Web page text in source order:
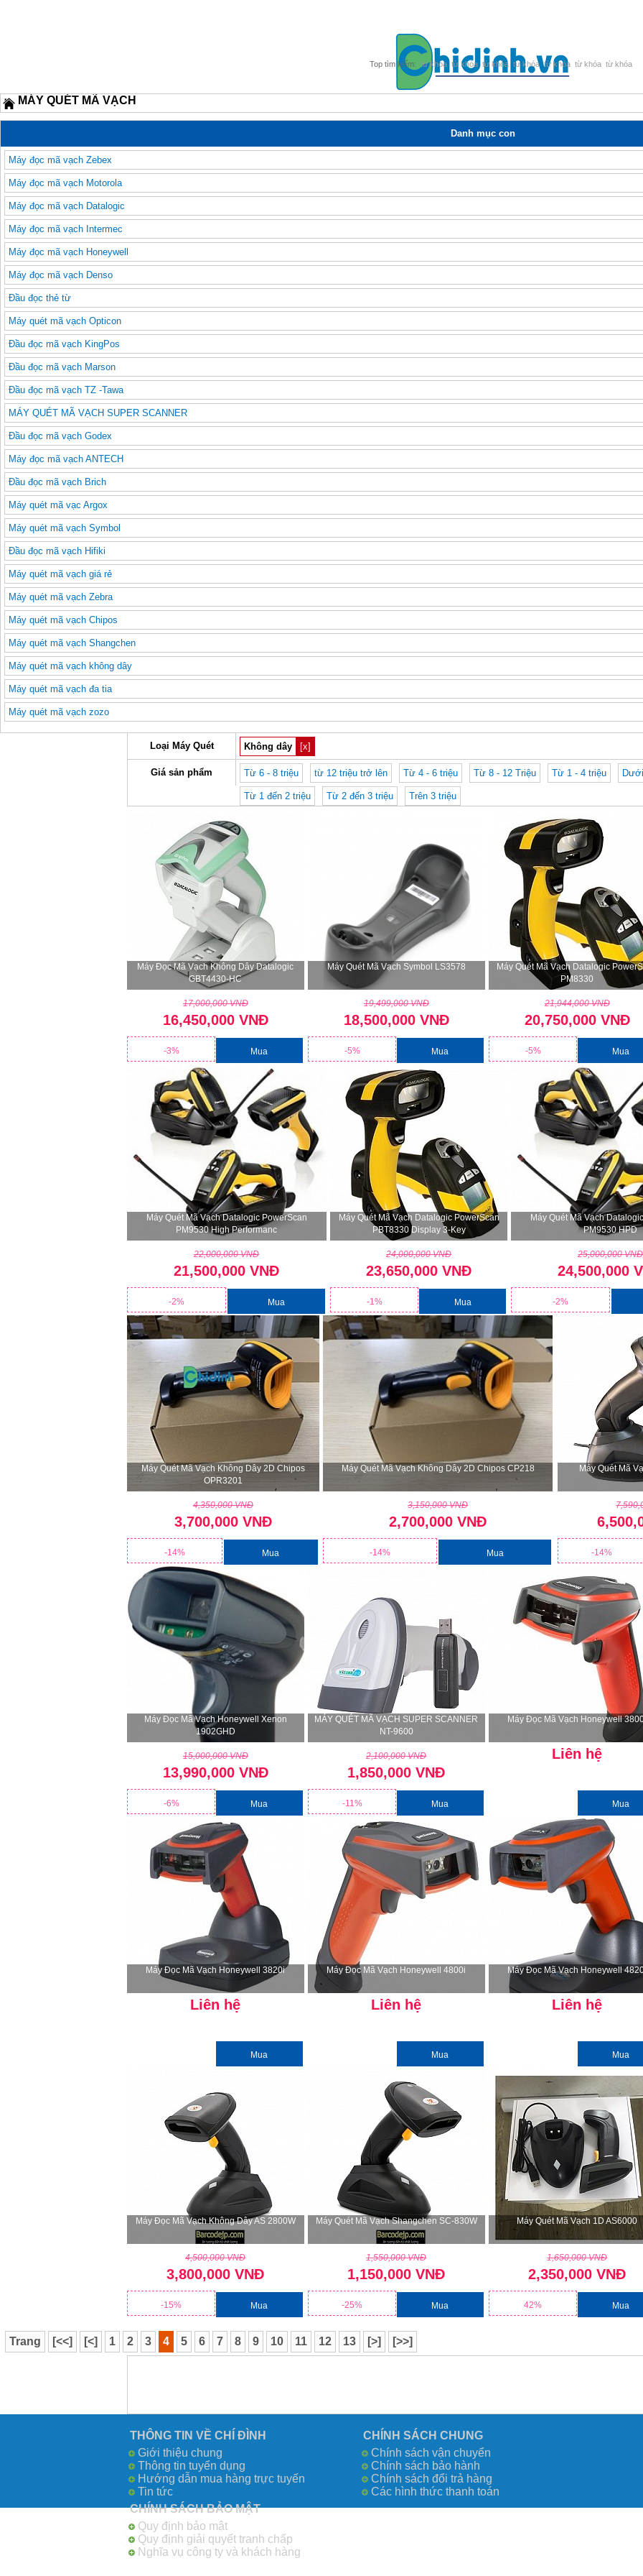
từ khóa từ khóa từ khóa từ khóa từ khóa từ khóa từ khóa
MÁY QUÉT MÃ VẠCH
Máy đọc mã vạch Zebex
Máy đọc mã vạch Motorola
Máy đọc mã vạch Datalogic
Máy đọc mã vạch Intermec
Máy đọc mã vạch Honeywell
Máy đọc mã vạch Denso
Đầu đọc thẻ từ
Máy quét mã vạch Opticon
Đầu đọc mã vạch KingPos
Đầu đọc mã vạch Marson
Đầu đọc mã vạch TZ -Tawa
MÁY QUÉT MÃ VẠCH SUPER SCANNER
Đầu đọc mã vạch Godex
Máy đọc mã vạch ANTECH
Đầu đọc mã vạch Brich
Máy quét mã vạc Argox
Máy quét mã vạch Symbol
Đầu đọc mã vạch Hifiki
Máy quét mã vạch giá rẻ
Máy quét mã vạch Zebra
Máy quét mã vạch Chipos
Máy quét mã vạch Shangchen
Máy quét mã vạch không dây
Máy quét mã vạch đa tia
Máy quét mã vạch zozo
Loại Máy Quét Không dây [x]
Giá sản phẩm Từ 6 - 8 triệu từ 12 triệu trở lên Từ 4 - 6 triệu Từ 8 - 12 Triệu Từ 1 - 4 triệu
Từ 1 đến 2 triệu Từ 2 đến 3 triệu Trên 3 triệu
Máy Đọc Mã Vạch Không Dây Datalogic
GBT4430-HC
17,000,000 VNĐ
16,450,000 VNĐ
-3% Mua
Máy Quét Mã Vạch Symbol LS3578
19,499,000 VNĐ
18,500,000 VNĐ
-5% Mua
Máy Quét Mã Vạch Datalogic
PM8330
21,944,000 VNĐ
20,750,000 VNĐ
-5% Mua
Máy Quét Mã Vạch Datalogic PowerScan
PM9530 High Performanc
22,000,000 VNĐ
21,500,000 VNĐ
-2% Mua
Máy Quét Mã Vạch Datalogic PowerScan
PBT8330 Display 3-Key
24,000,000 VNĐ
23,650,000 VNĐ
-1% Mua
Máy Quét Mã Vạch
PM9530 HPD
25,000,000 VNĐ
24,500,000
-2%
Máy Quét Mã Vạch Không Dây 2D Chipos
OPR3201
4,350,000 VNĐ
3,700,000 VNĐ
-14% Mua
Máy Quét Mã Vạch Không Dây 2D Chipos CP218
3,150,000 VNĐ
2,700,000 VNĐ
-14% Mua
Máy Quét Mã
-14%
Máy Đọc Mã Vạch Honeywell Xenon
1902GHD
15,000,000 VNĐ
13,990,000 VNĐ
-6% Mua
MÁY QUÉT MÃ VẠCH SUPER SCANNER
NT-9600
2,100,000 VNĐ
1,850,000 VNĐ
-11% Mua
Máy Đọc Mã Vạch Honeywell
Liên hệ
Mua
Máy Đọc Mã Vạch Honeywell 3820i
Liên hệ
Mua
Máy Đọc Mã Vạch Honeywell 4800i
Liên hệ
Mua
Máy Đọc Mã Vạch Honeywell
Liên hệ
Mua
Máy Đọc Mã Vạch Không Dây AS 2800W
4,500,000 VNĐ
3,800,000 VNĐ
-15% Mua
Máy Quét Mã Vạch Shangchen SC-830W
1,550,000 VNĐ
1,150,000 VNĐ
-25% Mua
Máy Quét Mã Vạch 1D AS6000
1,650,000 VNĐ
2,350,000 VNĐ
42% Mua
Trang [<<] [<] 1 2 3 4 5 6 7 8 9 10 11 12 13 [>] [>>]
THÔNG TIN VỀ CHÍ ĐÌNH
Giới thiệu chung
Thông tin tuyển dụng
Hướng dẫn mua hàng trực tuyến
Tin tức
CHÍNH SÁCH CHUNG
Chính sách vận chuyển
Chính sách bảo hành
Chính sách đổi trả hàng
Các hình thức thanh toán
CHÍNH SÁCH BẢO MẬT
Quy định bảo mật
Quy định giải quyết tranh chấp
Nghĩa vụ công ty và khách hàng